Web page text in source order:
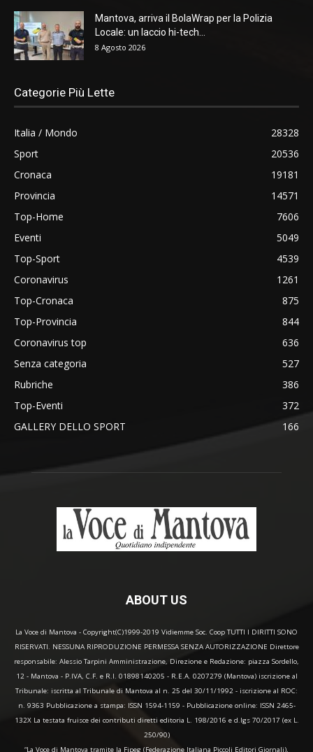
Mantova, arriva il BolaWrap per la Polizia
Locale: un laccio hi-tech...
8 Agosto 2026
Categorie Più Lette
Italia / Mondo
28328
Sport
20536
Cronaca
19181
Provincia
14571
Top-Home
7606
Eventi
5049
Top-Sport
4539
Coronavirus
1261
Top-Cronaca
875
Top-Provincia
844
Coronavirus top
636
Senza categoria
527
Rubriche
386
Top-Eventi
372
GALLERY DELLO SPORT
166
ABOUT US
La Voce di Mantova - Copyright(C)1999-2019 Vidiemme Soc. Coop TUTTI I DIRITTI SONO
RISERVATI. NESSUNA RIPRODUZIONE PERMESSA SENZA AUTORIZZAZIONE Direttore
responsabile: Alessio Tarpini Amministrazione, Direzione e Redazione: piazza Sordello,
12 - Mantova - P.IVA, C.F. e R.I. 01898140205 - R.E.A. 0207279 (Mantova) iscrizione al
Tribunale: iscritta al Tribunale di Mantova al n. 25 del 30/11/1992 - iscrizione al ROC:
n. 9363 Pubblicazione a stampa: ISSN 1594-1159 - Pubblicazione online: ISSN 2465-
132X La testata fruisce dei contributi diretti editoria L. 198/2016 e d.lgs 70/2017 (ex L.
250/90)
“La Voce di Mantova tramite la Fipeg (Federazione Italiana Piccoli Editori Giornali),